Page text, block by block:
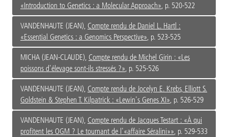
«Introduction to Genetics : a Molecular Approach», p. 520-522
VANDENHAUTE (JEAN), Compte rendu de Daniel L. Hartl :
«Essential Genetics : a Genomics Perspective», p. 523-525
MICHA (JEAN-CLAUDE), Compte rendu de Michel Girin : «Les
poissons d'élevage sont-ils stressés ?», p. 525-526
VANDENHAUTE (JEAN), Compte rendu de Jocelyn E. Krebs, Elliott S.
Goldstein & Stephen T. Kilpatrick : «Lewin's Genes XI», p. 526-529
VANDENHAUTE (JEAN), Compte rendu de Jacques Testart : «À qui
profitent les OGM ? Le tournant de l'«affaire Séralini»», p. 529-533